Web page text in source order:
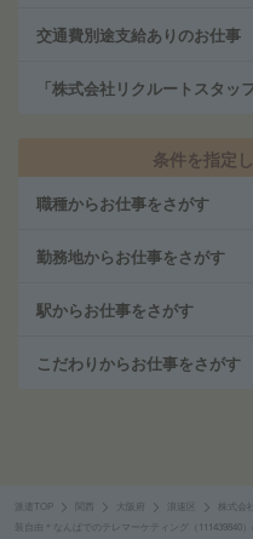
交通費別途支給ありのお仕事
「株式会社リクルートスタッ
条件を指定
職種からお仕事をさがす
勤務地からお仕事をさがす
駅からお仕事をさがす
こだわりからお仕事をさがす
派遣TOP 大阪府 浪速区 株式
装自由＊なんばでのテレマーケティング（111439840